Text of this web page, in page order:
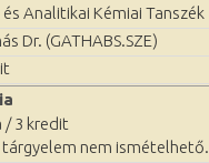
Analitikai Kémiai Tanszék
Dr. (GATHABS.SZE)
/ 3 kredit
tárgyelem nem ismételhető.